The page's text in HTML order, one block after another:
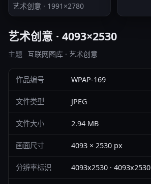
艺术创意 · 1991×2780
艺术创意 · 4093×2530
主题 互联网图库 · 艺术创意
作品编号 WPAP-169
文件类型 JPEG
文件大小 2.94 MB
画面尺寸 4093 × 2530 px
分辨率标识 4093x2530 · 4093x2530